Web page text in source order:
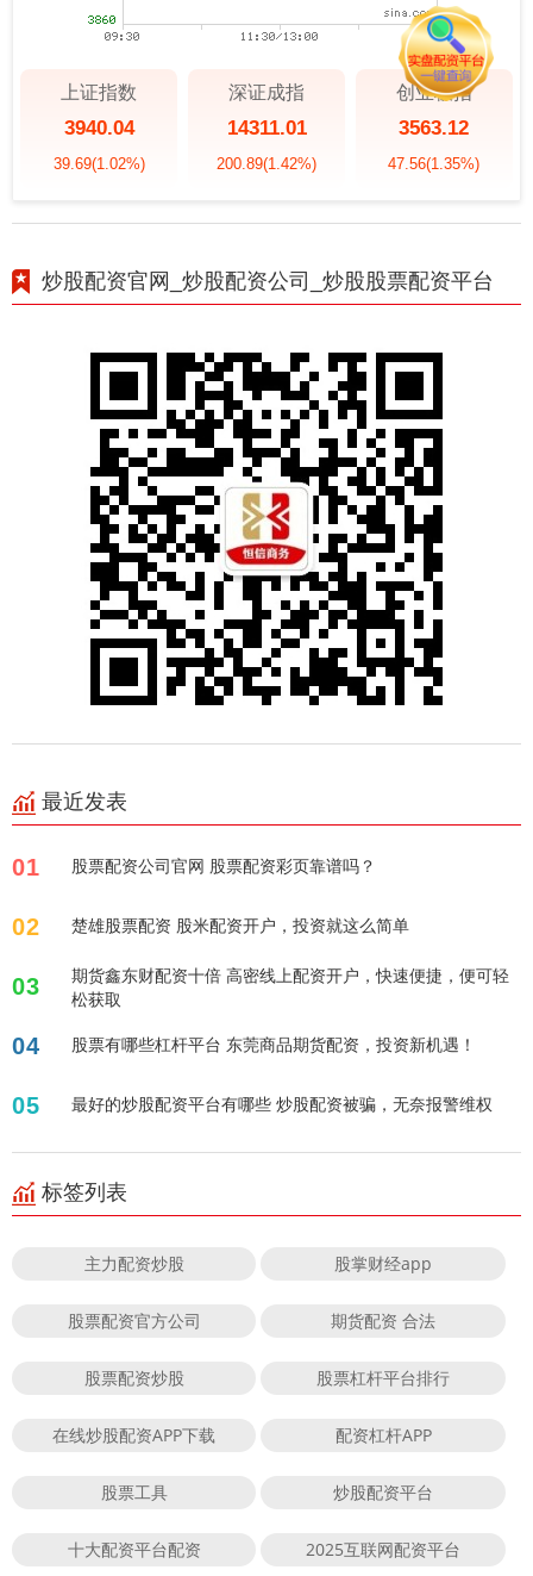
上证指数
3940.04
39.69(1.02%)
深证成指
14311.01
200.89(1.42%)
创业板指
3563.12
47.56(1.35%)
炒股配资官网_炒股配资公司_炒股股票配资平台
最近发表
01 股票配资公司官网 股票配资彩页靠谱吗？
02 楚雄股票配资 股米配资开户，投资就这么简单
03
期货鑫东财配资十倍 高密线上配资开户，快速便捷，便可轻
松获取
04 股票有哪些杠杆平台 东莞商品期货配资，投资新机遇！
05 最好的炒股配资平台有哪些 炒股配资被骗，无奈报警维权
标签列表
主力配资炒股 股掌财经app
股票配资官方公司 期货配资 合法
股票配资炒股 股票杠杆平台排行
在线炒股配资APP下载 配资杠杆APP
股票工具 炒股配资平台
十大配资平台配资 2025互联网配资平台